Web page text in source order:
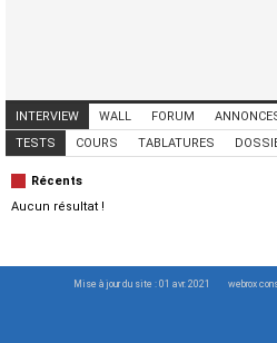
INTERVIEW WALL FORUM
ANNONCES MUSICIENS
CONCERTS
TESTS COURS TABLATURES
Récents
Aucun résultat !
Mise à jour du site : 01 avr. 2021 webrox